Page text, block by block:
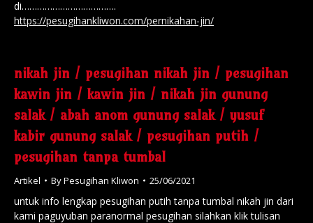
di……………………………….
https://pesugihankliwon.com/pernikahan-jin/
nikah jin / pesugihan nikah jin / pesugihan
kawin jin / kawin jin / nikah jin gunung
salak / abah anom gunung salak / yusuf
kabir gunung salak / pesugihan putih /
pesugihan tanpa tumbal
Artikel ByPesugihan Kliwon 25/06/2021
untuk info lengkap pesugihan putih tanpa tumbal nikah jin dari
kami paguyuban paranormal pesugihan silahkan klik tulisan